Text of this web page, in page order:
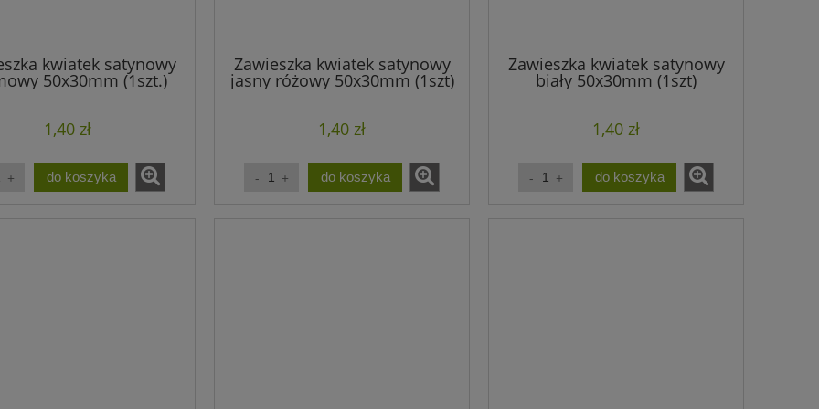
kwiatek satynowy
50x30mm (1szt.)
1,40 zł
do koszyka
Zawieszka kwiatek satynowy
jasny różowy 50x30mm (1szt)
1,40 zł
do koszyka
Zawieszka kwiatek satynowy
biały 50x30mm (1szt)
1,40 zł
do koszyka